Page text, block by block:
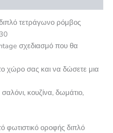
τετράγωνο ρόμβος
σχεδιασμό που θα
χώρο σας και να δώσετε μια
κουζίνα, δωμάτιο,
φωτιστικό οροφής διπλό